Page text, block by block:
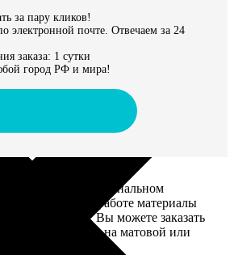
за пару кликов!
электронной почте. Отвечаем за 24
заказа: 1 сутки
город РФ и мира!
на профессиональном
используем в работе материалы
Вы можете заказать
разных форматов на матовой или